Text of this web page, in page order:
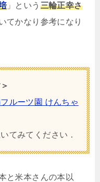
」という 三輪正幸さ
てかなり参考になり
ルーツ園 けんちゃ
てみてください．
と米本さんの本以